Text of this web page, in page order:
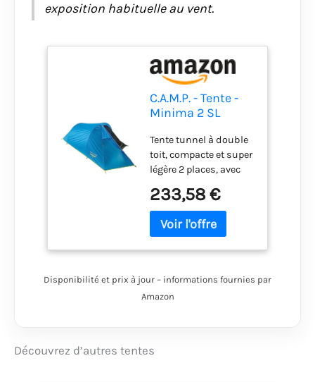
exposition habituelle au vent.
C.A.M.P. - Tente -
Minima 2 SL
Tente tunnel à double
toit, compacte et super
légère 2 places, avec
Armature avec gaine
Toit interne en filet
pour une ventilation
avec rabat
233,58 €
Disponibilité et prix à jour – informations fournies par
Amazon
Découvrez d’autres tentes